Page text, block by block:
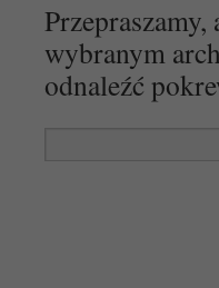
wybranym
odnaleźć